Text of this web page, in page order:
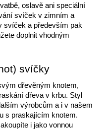
oslavě ani speciální
svíček v zimním a
svíčky
dřevěným knotem,
dřeva v krbu. Styl
výrobcům a i v našem
s praskajícím knotem.
i jako vonnou